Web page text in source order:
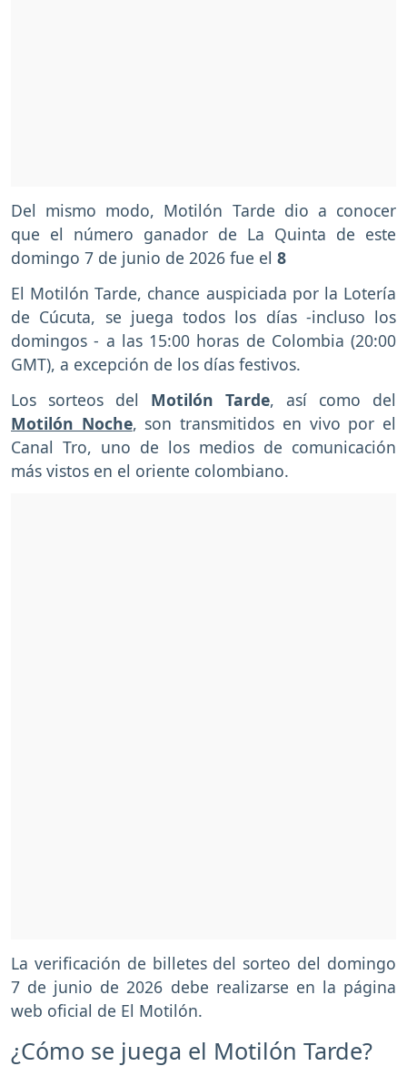
Del mismo modo, Motilón Tarde dio a conocer
que el número ganador de La Quinta de este
domingo 7 de junio de 2026 fue el 8
El Motilón Tarde, chance auspiciada por la Lotería
de Cúcuta, se juega todos los días -incluso los
domingos - a las 15:00 horas de Colombia (20:00
GMT), a excepción de los días festivos.
Los sorteos del Motilón Tarde, así como del
Motilón Noche, son transmitidos en vivo por el
Canal Tro, uno de los medios de comunicación
más vistos en el oriente colombiano.
La verificación de billetes del sorteo del domingo
7 de junio de 2026 debe realizarse en la página
web oficial de El Motilón.
¿Cómo se juega el Motilón Tarde?